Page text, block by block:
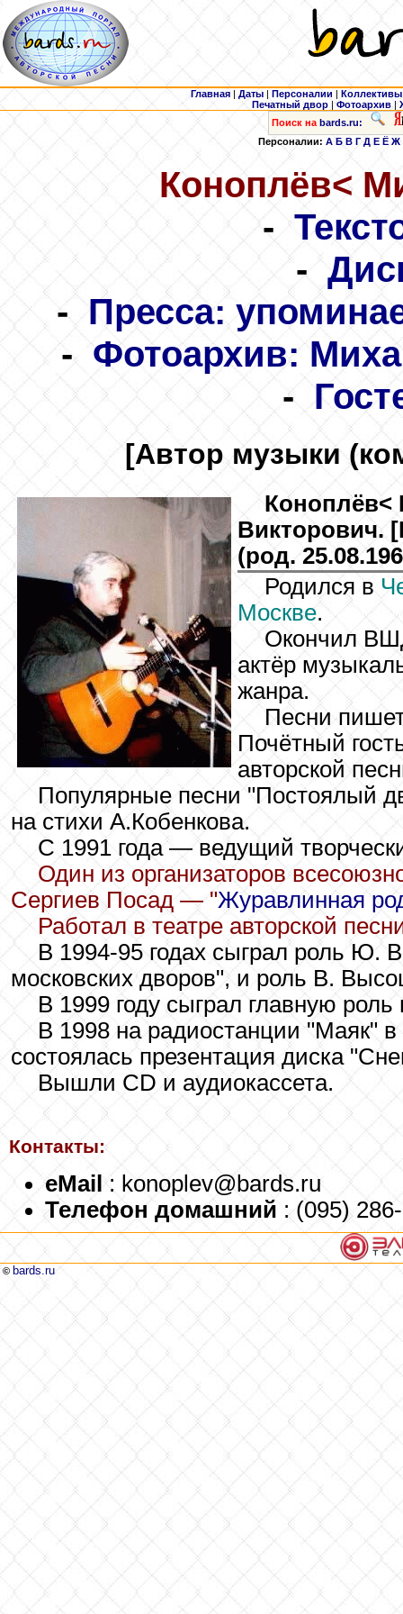
Главная | Даты | Персоналии | Коллективы
Печатный двор |Фотоархив |
Поиск на bards.ru:
Персоналии: А Б В Г Д Е Ё Ж
Коноплёв<
-
-
- Пресса:
-Фотоархив:
-
[Автор музыки
Коноплёв<
Викторович.
(род.
Родился в
Москве.
Окончил
актёр
жанра.
Песни
Почётный
авторской
Популярные песни "Постоялый
на стихи А.Кобенкова.
С 1991 года — ведущий
Один из организаторов
Сергиев Посад — "Журавлинная
Работал в театре авторской
В 1994-95 годах сыграл роль Ю.
московских дворов", и роль В.
В 1999 году сыграл главную
В 1998 на радиостанции "Маяк" в
состоялась презентация диска
Вышли CD и аудиокассета.
Контакты:
eMail: konoplev@bards.ru
Телефон домашний : (095)
© bards.ru